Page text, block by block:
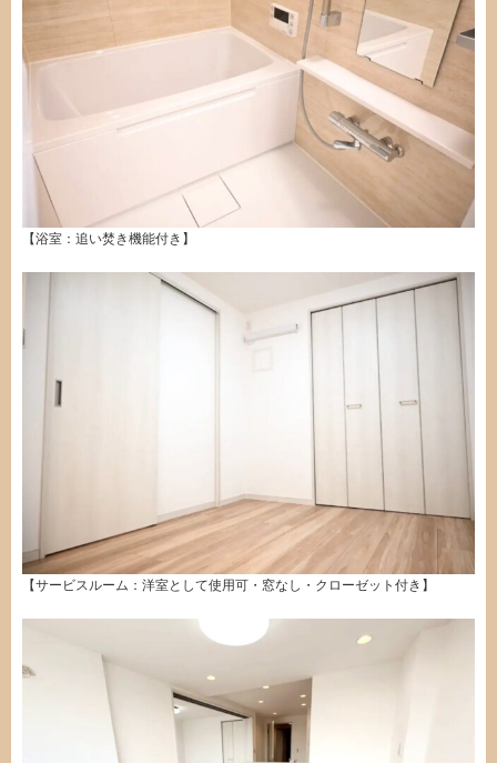
【浴室：追い焚き機能付き】
【サービスルーム：洋室として使用可・窓なし・クローゼット付き】